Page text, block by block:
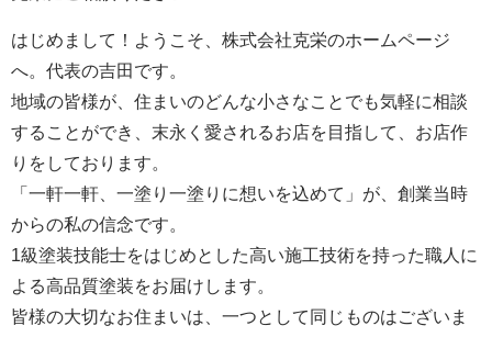
はじめまして！ようこそ、株式会社克栄のホームページ
へ。代表の吉田です。
地域の皆様が、住まいのどんな小さなことでも気軽に相談
することができ、末永く愛されるお店を目指して、お店作
りをしております。
「一軒一軒、一塗り一塗りに想いを込めて」が、創業当時
からの私の信念です。
1級塗装技能士をはじめとした高い施工技術を持った職人に
よる高品質塗装をお届けします。
皆様の大切なお住まいは、一つとして同じものはございま